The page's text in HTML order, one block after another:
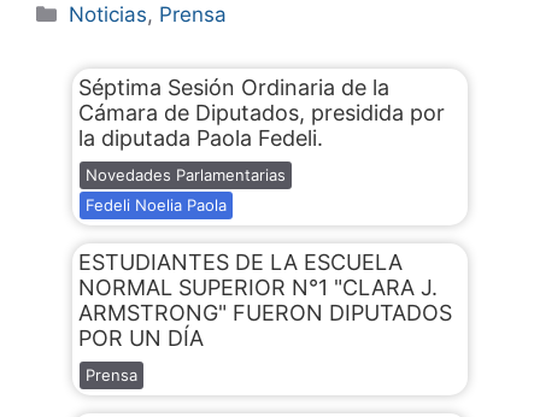
Noticias, Prensa
Séptima Sesión Ordinaria de la
Cámara de Diputados, presidida por
la diputada Paola Fedeli.
Novedades Parlamentarias
Fedeli Noelia Paola
ESTUDIANTES DE LA ESCUELA
NORMAL SUPERIOR N°1 "CLARA J.
ARMSTRONG" FUERON DIPUTADOS
POR UN DÍA
Prensa